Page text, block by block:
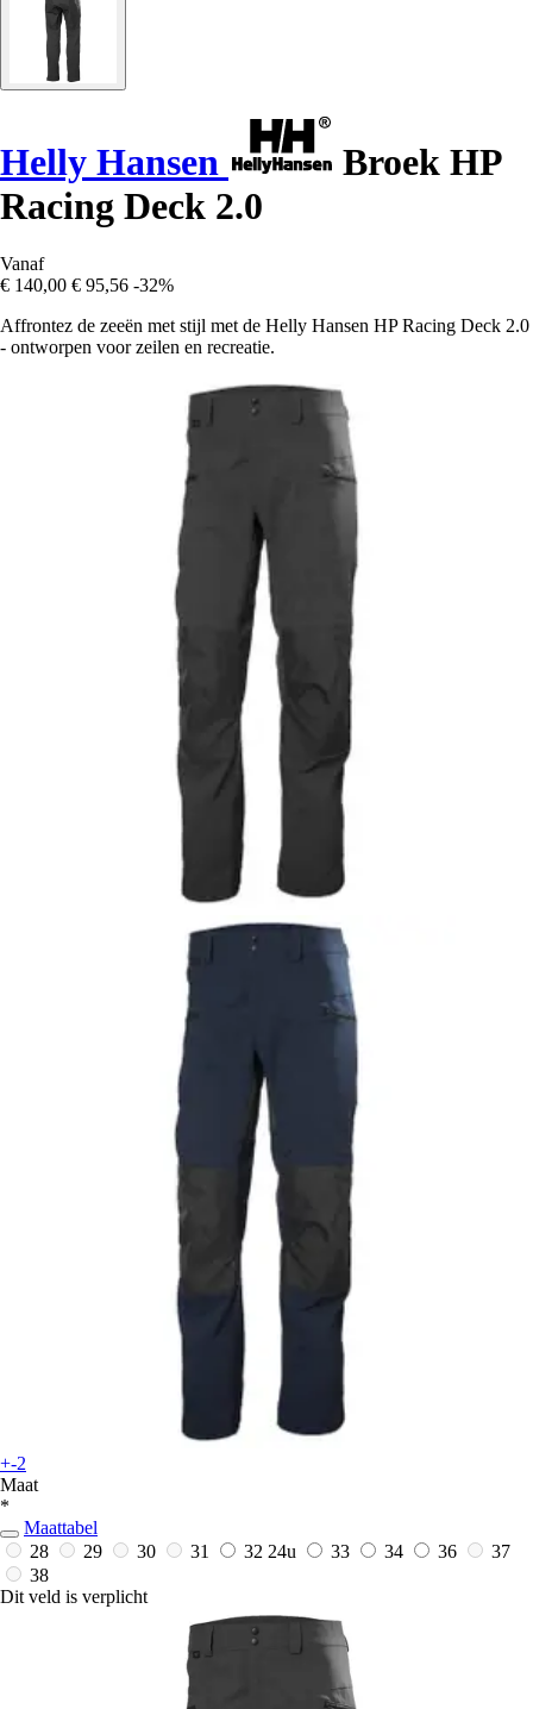
Helly Hansen
Broek HP
Racing Deck 2.0
Vanaf
€ 140,00 € 95,56 -32%
Affrontez de zeeën met stijl met de Helly Hansen HP Racing Deck 2.0
- ontworpen voor zeilen en recreatie.
+-2
Maat
*
Maattabel
28
29 30 31 32 24u 33 34 36
37
38
Dit veld is verplicht